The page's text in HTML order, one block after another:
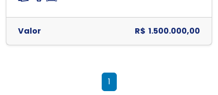
Valor R$ 1.500.000,00
1